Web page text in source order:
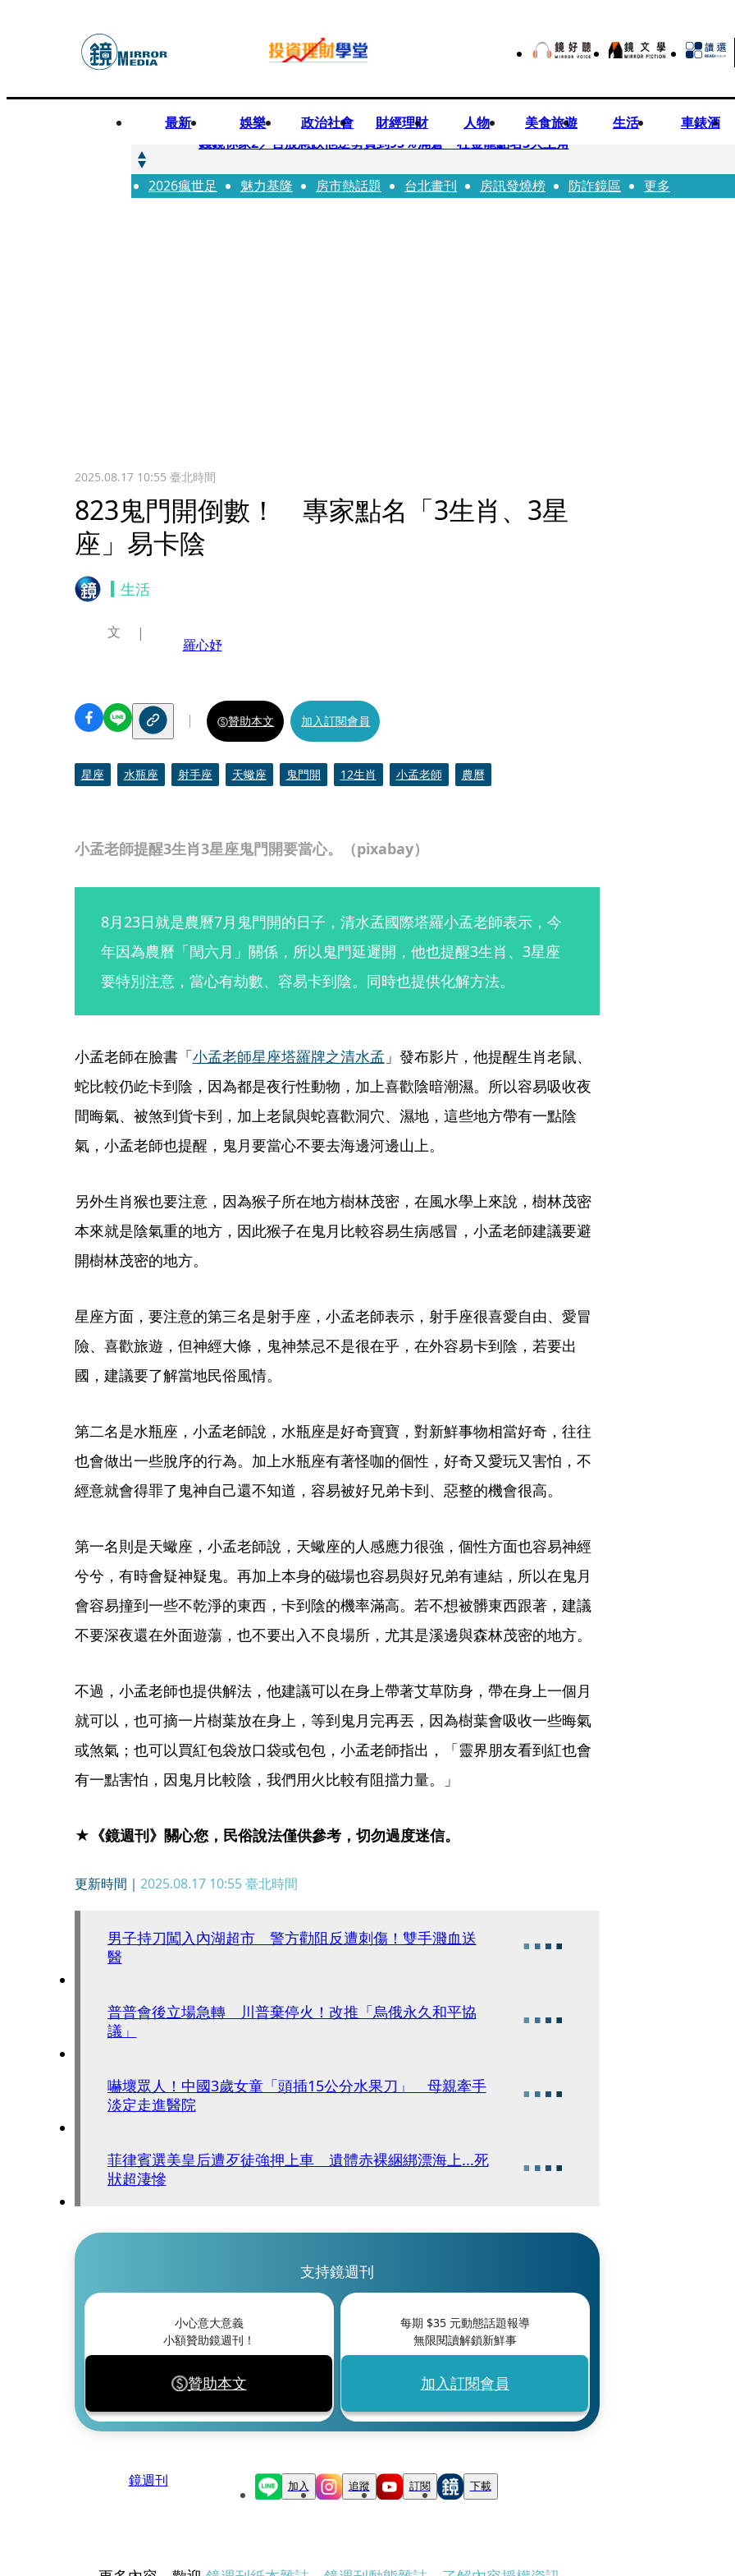
最新 娛樂 政治社會 財經理財 人物 美食旅遊 生活 車錶酒
快訊
錢鏡你家2／台股急跌他逆勢買到95％滿倉 杜金龍點名3大主角
快訊
八月寵物月 寵物食品大廠偕獸醫師提醒飼主四大照護誤區
2026瘋世足 魅力基隆 房市熱話題 台北畫刊 房訊發燒榜 防詐鏡區 更多
2025.08.17 10:55 臺北時間
823鬼門開倒數！ 專家點名「3生肖、3星
座」易卡陰
生活
小孟老師提醒3生肖3星座鬼門開要當心。（pixabay）
文
羅心妤
贊助本文 加入訂閱會員
星座 水瓶座 射手座 天蠍座 鬼門開 12生肖 小孟老師 農曆
8月23日就是農曆7月鬼門開的日子，清水孟國際塔羅小孟老師表示，今
年因為農曆「閏六月」關係，所以鬼門延遲開，他也提醒3生肖、3星座
要特別注意，當心有劫數、容易卡到陰。同時也提供化解方法。
小孟老師在臉書「小孟老師星座塔羅牌之清水孟 」發布影片，他提醒生肖老鼠、
蛇比較仍屹卡到陰，因為都是夜行性動物，加上喜歡陰暗潮濕。所以容易吸收夜
間晦氣、被煞到貨卡到，加上老鼠與蛇喜歡洞穴、濕地，這些地方帶有一點陰
氣，小孟老師也提醒，鬼月要當心不要去海邊河邊山上。
另外生肖猴也要注意，因為猴子所在地方樹林茂密，在風水學上來說，樹林茂密
本來就是陰氣重的地方，因此猴子在鬼月比較容易生病感冒，小孟老師建議要避
開樹林茂密的地方。
星座方面，要注意的第三名是射手座，小孟老師表示，射手座很喜愛自由、愛冒
險、喜歡旅遊，但神經大條，鬼神禁忌不是很在乎，在外容易卡到陰，若要出
國，建議要了解當地民俗風情。
第二名是水瓶座，小孟老師說，水瓶座是好奇寶寶，對新鮮事物相當好奇，往往
也會做出一些脫序的行為。加上水瓶座有著怪咖的個性，好奇又愛玩又害怕，不
經意就會得罪了鬼神自己還不知道，容易被好兄弟卡到、惡整的機會很高。
第一名則是天蠍座，小孟老師說，天蠍座的人感應力很強，個性方面也容易神經
兮兮，有時會疑神疑鬼。再加上本身的磁場也容易與好兄弟有連結，所以在鬼月
會容易撞到一些不乾淨的東西，卡到陰的機率滿高。若不想被髒東西跟著，建議
不要深夜還在外面遊蕩，也不要出入不良場所，尤其是溪邊與森林茂密的地方。
不過，小孟老師也提供解法，他建議可以在身上帶著艾草防身，帶在身上一個月
就可以，也可摘一片樹葉放在身上，等到鬼月完再丟，因為樹葉會吸收一些晦氣
或煞氣；也可以買紅包袋放口袋或包包，小孟老師指出，「靈界朋友看到紅也會
有一點害怕，因鬼月比較陰，我們用火比較有阻擋力量。」
★《鏡週刊》關心您，民俗說法僅供參考，切勿過度迷信。
更新時間｜ 2025.08.17 10:55臺北時間
男子持刀闖入內湖超市 警方勸阻反遭刺傷！雙手濺血送
醫
普普會後立場急轉 川普棄停火！改推「烏俄永久和平協
議」
嚇壞眾人！中國3歲女童「頭插15公分水果刀」 母親牽手
淡定走進醫院
菲律賓選美皇后遭歹徒強押上車 遺體赤裸綑綁漂海上...死
狀超淒慘
支持鏡週刊
小心意大意義
小額贊助鏡週刊！
贊助本文
每期 $35元動態話題報導
無限閱讀解鎖新鮮事
加入訂閱會員
鏡週刊 加入 追蹤 訂閱 下載